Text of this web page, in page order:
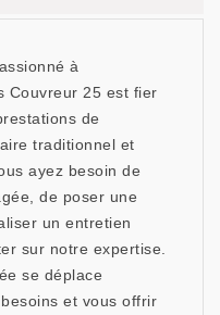
à
Couvreur 25 est fier
de
traditionnel et
ayez besoin de
de poser une
un entretien
sur notre expertise.
se déplace
et vous offrir